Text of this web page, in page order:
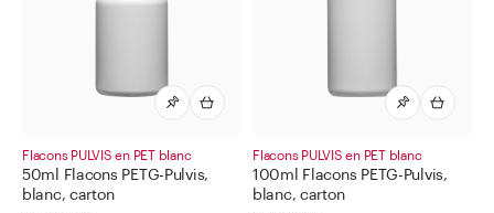
Carte à tiques avec loupe
Cosmétique
Flacons PULVIS en PET blanc
50ml Flacons PETG-Pulvis,
blanc, carton
Flacons PULVIS en PET blanc
100ml Flacons PETG-Pulvis,
blanc, carton